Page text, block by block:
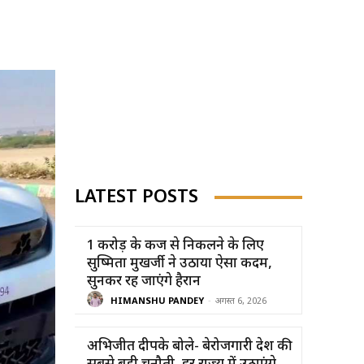
LATEST POSTS
1 करोड़ के कर्ज से निकलने के लिए
सुष्मिता मुखर्जी ने उठाया ऐसा कदम,
सुनकर रह जाएंगे हैरान
HIMANSHU PANDEY - अगस्त 6, 2026
अभिजीत दीपके बोले- बेरोजगारी देश की